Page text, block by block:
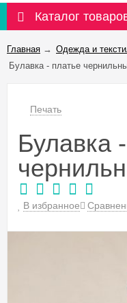
Каталог
Главная → Одежда и
Булавка - платье
Печать
Булавка
В избранное